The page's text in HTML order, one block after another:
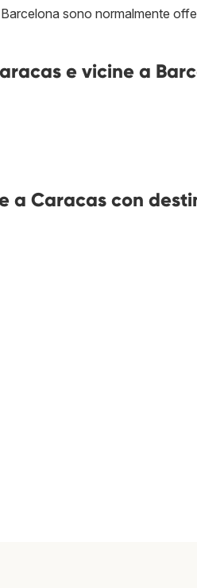
sono normalmente
e vicine a
a Caracas con